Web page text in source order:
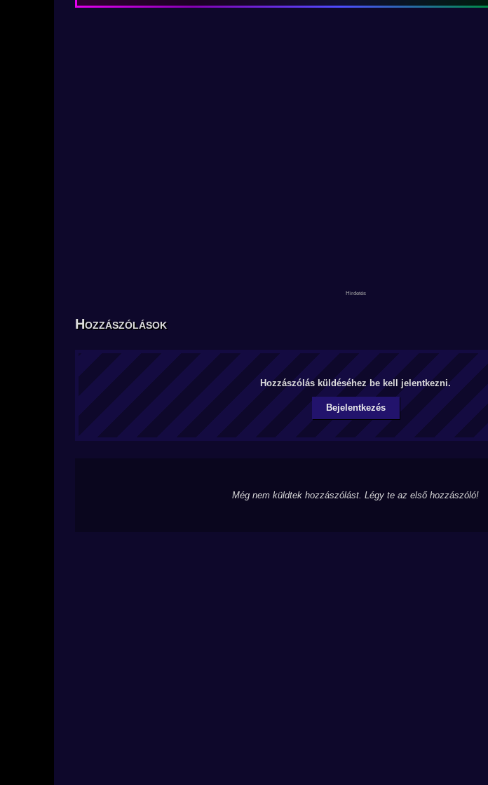
Hozzászólások
Hozzászólás küldéséhez be kell jelentkezni.
Bejelentkezés
Még nem küldtek hozzászólást. Légy te az első hozzászóló!